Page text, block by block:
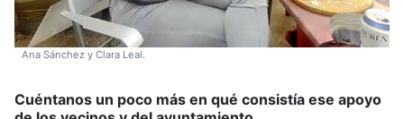
Ana Sánchez y Clara Leal.
Cuéntanos un poco más en qué consistía ese apoyo